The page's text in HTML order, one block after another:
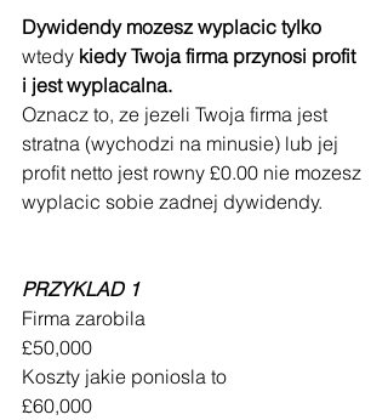
Dywidendy mozesz wyplacic tylko
wtedy kiedy Twoja firma przynosi profit
i jest wyplacalna.
Oznacz to, ze jezeli Twoja firma jest
stratna (wychodzi na minusie) lub jej
profit netto jest rowny £0.00 nie mozesz
wyplacic sobie zadnej dywidendy.
PRZYKLAD 1
Firma zarobila
£50,000
Koszty jakie poniosla to
£60,000